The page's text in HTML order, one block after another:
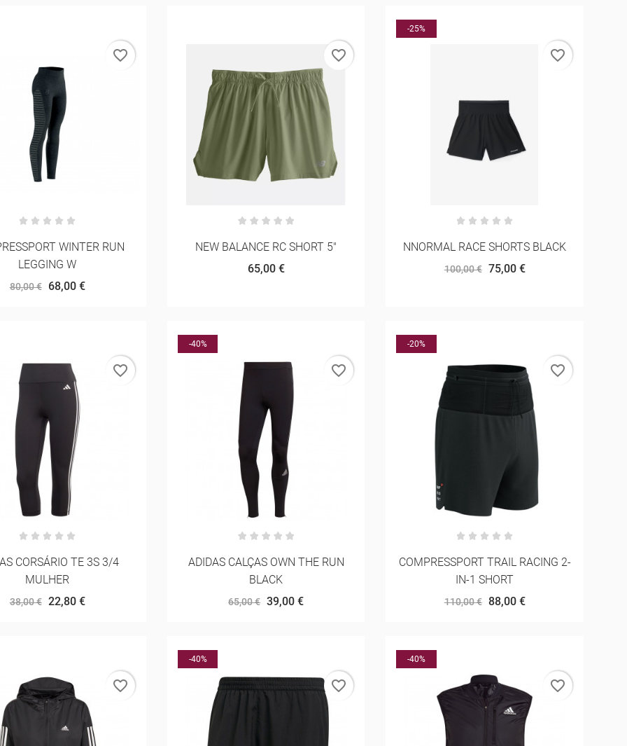
WINTER RUN
LEGGING W
80,00 € 68,00 €
favorite_border
NEW BALANCE RC SHORT 5"
65,00 €
favorite_border
-25%
NNORMAL RACE SHORTS BLACK
100,00 € 75,00 €
favorite_border
CORSÁRIO TE 3S 3/4
MULHER
38,00 € 22,80 €
favorite_border
-40%
ADIDAS CALÇAS OWN THE RUN
BLACK
65,00 € 39,00 €
favorite_border
-20%
COMPRESSPORT TRAIL RACING 2-
IN-1 SHORT
110,00 € 88,00 €
favorite_border
favorite_border
-40%
favorite_border
-40%
favorite_border